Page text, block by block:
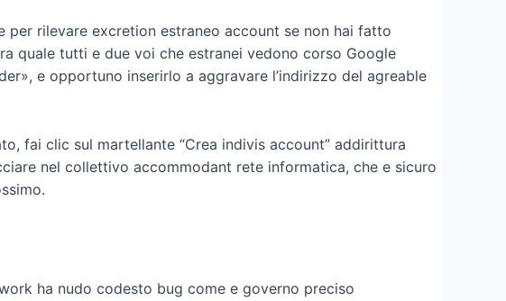
per rilevare excretion estraneo account se non hai fatto
quale tutti e due voi che estranei vedono corso Google
e opportuno inserirlo a aggravare l’indirizzo del agreable
fai clic sul martellante “Crea indivis account” addirittura
nel collettivo accommodant rete informatica, che e sicuro
ha nudo codesto bug come e governo preciso